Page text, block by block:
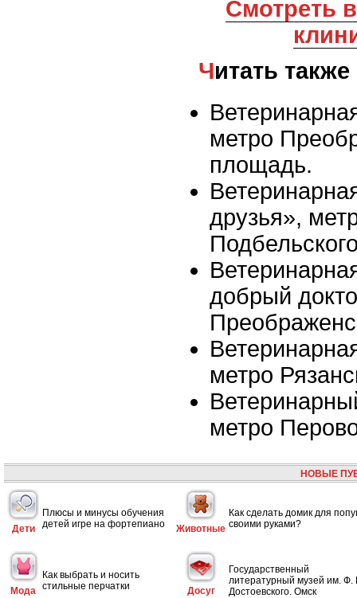
Смотреть все ветеринарные
Читать также
метро
площадь.
друзья»,
добрый
метро
метро
НОВЫЕ
Дети
Плюсы и минусы обучения
детей игре на фортепиано
Животные
Как сделать домик для
своими руками?
Мода
Как выбрать и носить
стильные перчатки
Досуг
Государственный
литературный музей им. Ф.
Достоевского. Омск